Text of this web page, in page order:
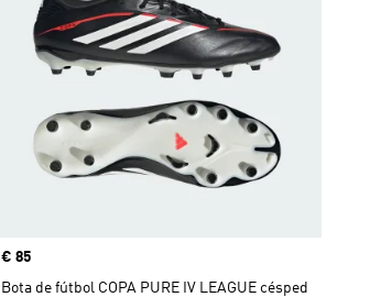
Precio
€ 85
Bota de fútbol COPA PURE IV LEAGUE césped